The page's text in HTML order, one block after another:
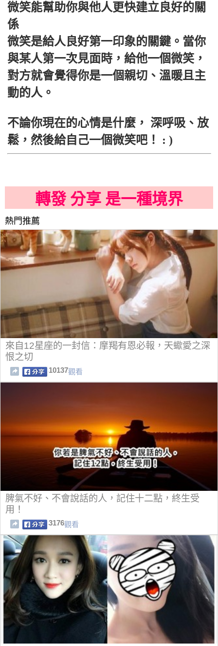
微笑能幫助你與他人更快建立良好的關
係
微笑是給人良好第一印象的關鍵。當你
與某人第一次見面時，給他一個微笑，
對方就會覺得你是一個親切、溫暖且主
動的人。
不論你現在的心情是什麼， 深呼吸、放
鬆，然後給自己一個微笑吧！ : )
轉發 分享 是一種境界
熱門推薦
來自12星座的一封信：摩羯有恩必報，天蠍愛之深
恨之切
10137觀看
脾氣不好、不會說話的人，記住十二點，終生受
用！
3176觀看